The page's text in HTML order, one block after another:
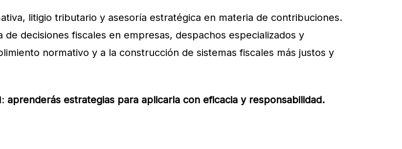
litigio tributario y asesoría estratégica en materia de contribuciones.
decisiones fiscales en empresas, despachos especializados y
normativo y a la construcción de sistemas fiscales más justos y
aprenderás estrategias para aplicarla con eficacia y responsabilidad.